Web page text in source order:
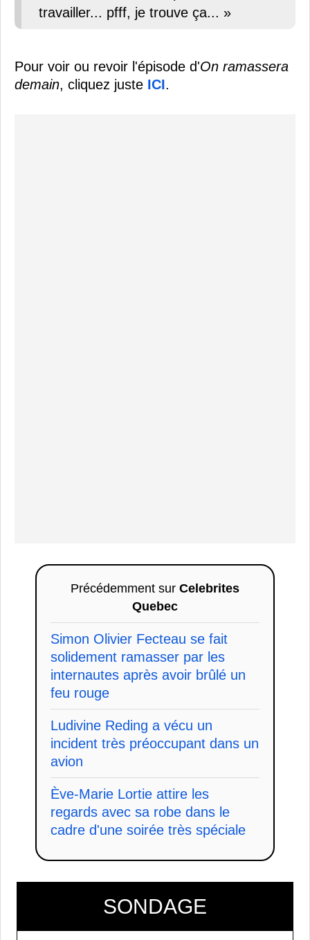
travailler... pfff, je trouve ça... »
Pour voir ou revoir l'épisode d'On ramassera
demain, cliquez juste ICI.
Précédemment sur Celebrites
Quebec
Simon Olivier Fecteau se fait
solidement ramasser par les
internautes après avoir brûlé un
feu rouge
Ludivine Reding a vécu un
incident très préoccupant dans un
avion
Ève-Marie Lortie attire les
regards avec sa robe dans le
cadre d'une soirée très spéciale
SONDAGE